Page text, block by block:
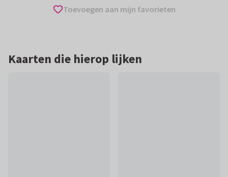
Toevoegen aan mijn favorieten
Kaarten die hierop lijken